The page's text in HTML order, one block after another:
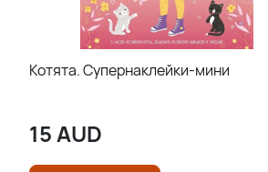
Котята. Супернаклейки-мини
15AUD